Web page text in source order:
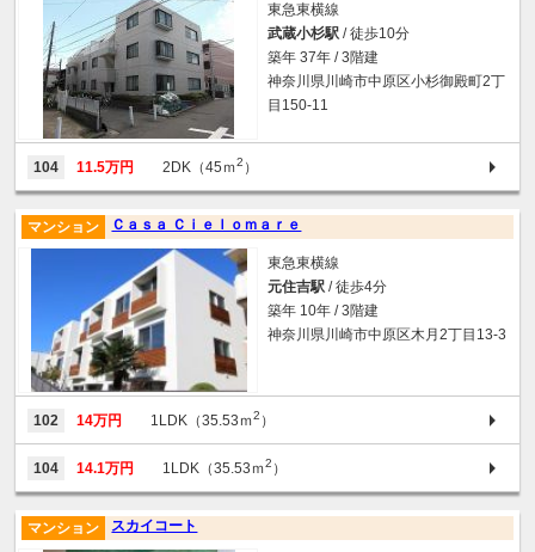
東急東横線
武蔵小杉駅 / 徒歩10分
築年 37年 / 3階建
神奈川県川崎市中原区小杉御殿町2丁
目150-11
104 11.5万円 2DK（45ｍ2 ）
Ｃａｓａ Ｃｉｅｌｏｍａｒｅ
マンション
東急東横線
元住吉駅 / 徒歩4分
築年 10年 / 3階建
神奈川県川崎市中原区木月2丁目13-3
102 14万円 1LDK（35.53ｍ2 ）
104 14.1万円 1LDK（35.53ｍ2 ）
スカイコート
マンション